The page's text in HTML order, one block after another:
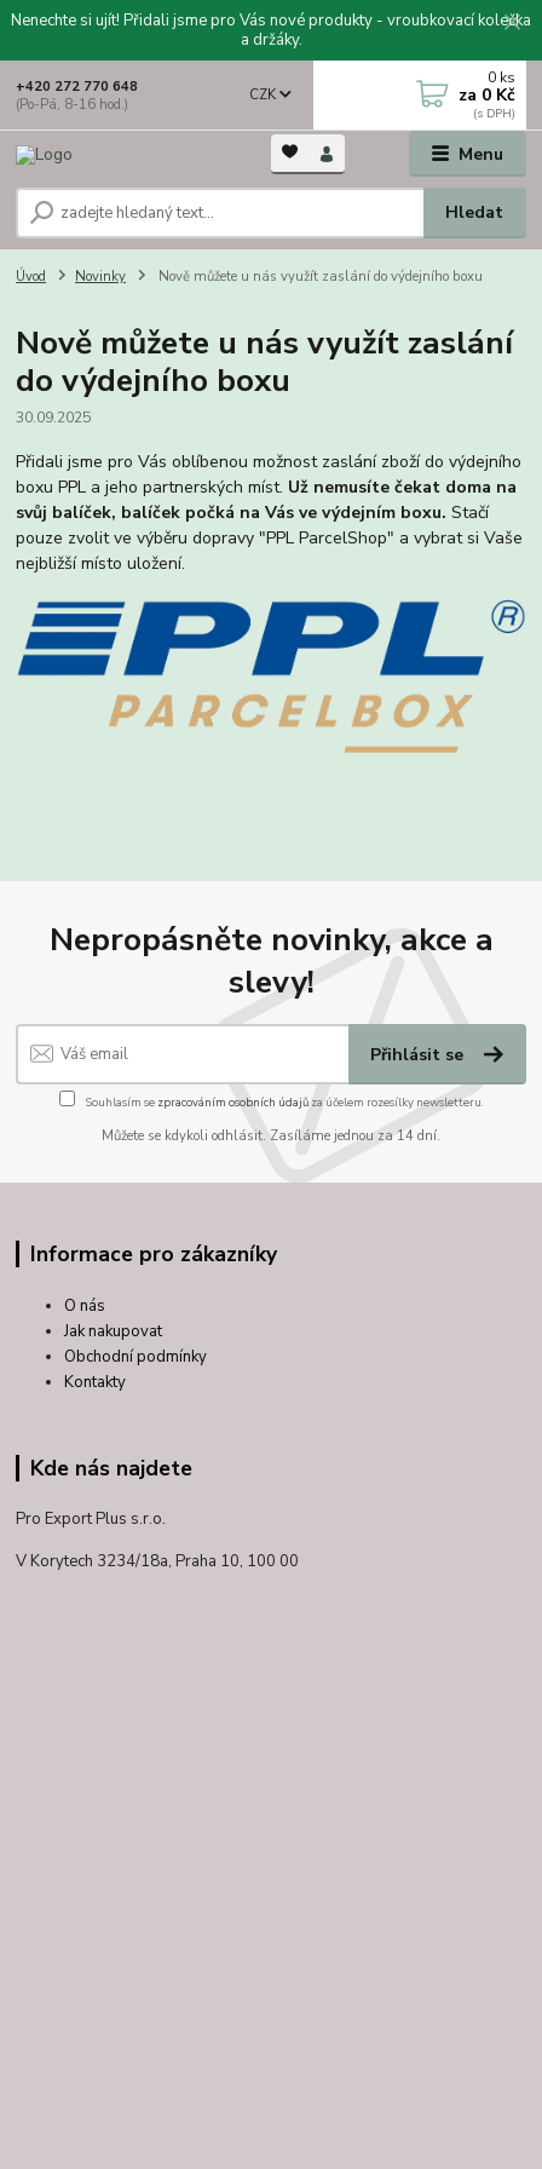
Nenechte si ujít! Přidali jsme pro Vás nové produkty - vroubkovací kolečka
a držáky.
Menu
CZK
Hledat
+420 272 770 648
(Po-Pá, 8-16 hod.)
0 ks
za 0 Kč
Úvod Novinky Nově můžete u nás využít zaslání do výdejního boxu
Nově můžete u nás využít zaslání
do výdejního boxu
30.09.2025
Přidali jsme pro Vás oblíbenou možnost zaslání zboží do výdejního
boxu PPL a jeho partnerských míst. Už nemusíte čekat doma na
svůj balíček, balíček počká na Vás ve výdejním boxu. Stačí
pouze zvolit ve výběru dopravy "PPL ParcelShop" a vybrat si Vaše
nejbližší místo uložení.
Nepropásněte novinky, akce a
slevy!
Přihlásit se
Souhlasím se zpracováním osobních údajůza účelem rozesílky newsletteru.
Můžete se kdykoli odhlásit. Zasíláme jednou za 14 dní.
Informace pro zákazníky
O nás
Jak nakupovat
Obchodní podmínky
Kontakty
Kde nás najdete
Pro Export Plus s.r.o.
V Korytech 3234/18a, Praha 10, 100 00